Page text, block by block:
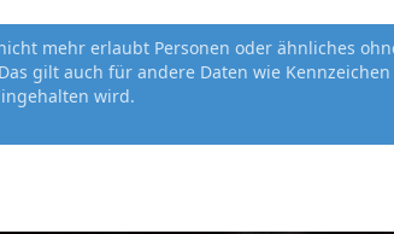
mehr erlaubt Personen oder ähnliches
gilt auch für andere Daten wie Kennzeichen
wird.